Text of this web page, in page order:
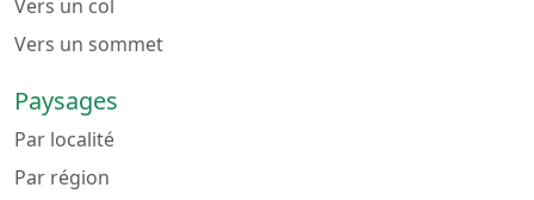
Vers un col
Vers un sommet
Paysages
Par localité
Par région